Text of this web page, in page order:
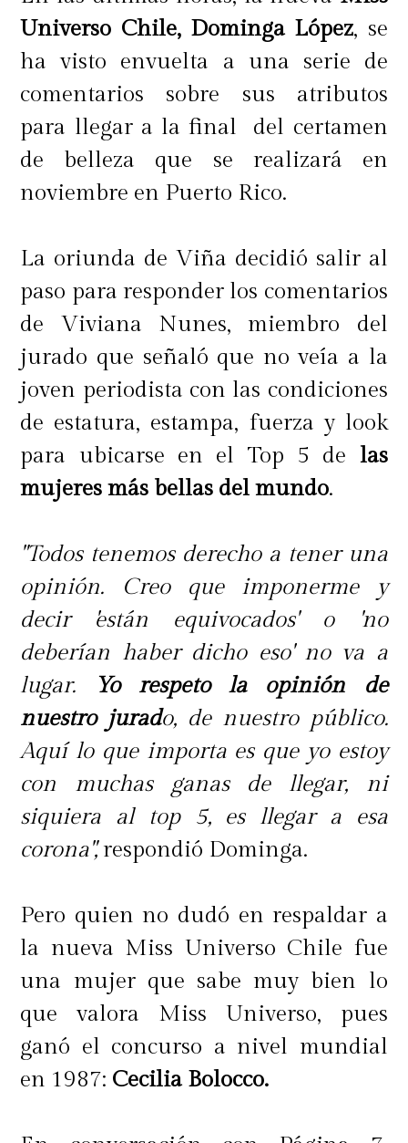
Universo Chile, Dominga López, se
ha visto envuelta a una serie de
comentarios sobre sus atributos
para llegar a la final del certamen
de belleza que se realizará en
noviembre en Puerto Rico.
La oriunda de Viña decidió salir al
paso para responder los comentarios
de Viviana Nunes, miembro del
jurado que señaló que no veía a la
joven periodista con las condiciones
de estatura, estampa, fuerza y look
para ubicarse en el Top 5 de las
mujeres más bellas del mundo.
"Todos tenemos derecho a tener una
opinión. Creo que imponerme y
decir 'están equivocados' o 'no
deberían haber dicho eso' no va a
lugar.
Yo respeto la opinión de
nuestro jurado, de nuestro público.
Aquí lo que importa es que yo estoy
con muchas ganas de llegar, ni
siquiera al top 5, es llegar a esa
corona",respondió Dominga.
Pero quien no dudó en respaldar a
la nueva Miss Universo Chile fue
una mujer que sabe muy bien lo
que valora Miss Universo, pues
ganó el concurso a nivel mundial
en 1987: Cecilia Bolocco.